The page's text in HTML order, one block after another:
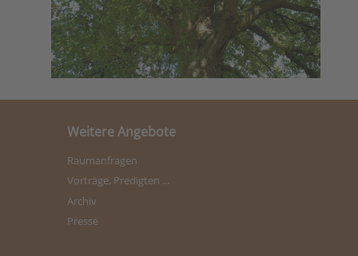
Weitere Angebote
Raumanfragen
Vorträge, Predigten ...
Archiv
Presse